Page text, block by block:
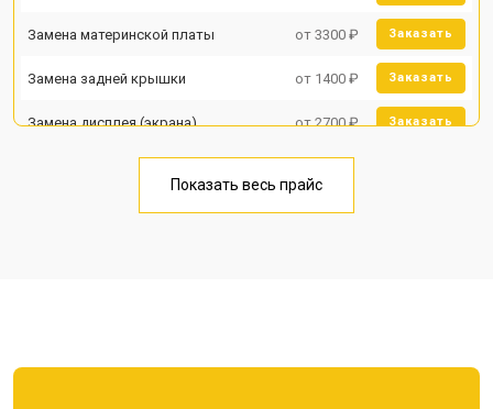
Замена материнской платы от 3300 ₽ Заказать
Замена задней крышки от 1400 ₽ Заказать
Замена дисплея (экрана) от 2700 ₽ Заказать
Замена кнопки включения от 1750 ₽
Показать весь прайс